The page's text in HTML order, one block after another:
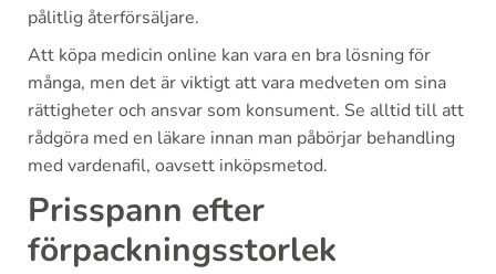
pålitlig återförsäljare.
Att köpa medicin online kan vara en bra lösning för
många, men det är viktigt att vara medveten om sina
rättigheter och ansvar som konsument. Se alltid till att
rådgöra med en läkare innan man påbörjar behandling
med vardenafil, oavsett inköpsmetod.
Prisspann efter
förpackningsstorlek